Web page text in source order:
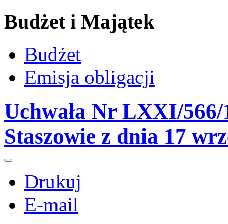
Budżet i Majątek
Budżet
Emisja obligacji
Uchwała Nr LXXI/
Staszowie z dnia 17
Drukuj
E-mail